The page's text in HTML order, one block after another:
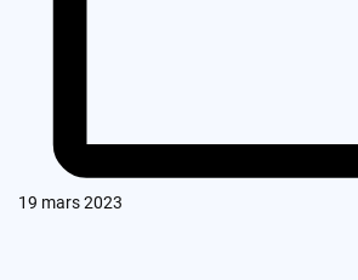
19 mars 2023